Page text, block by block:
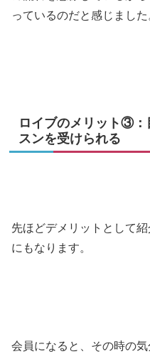
っているのだと感じました
ロイブのメリット③：
スンを受けられる
先ほどデメリットとして
にもなります。
会員になると、その時の